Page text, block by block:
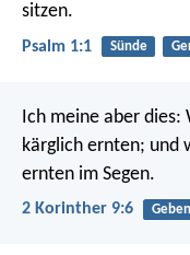
sitzen.
Psalm 1:1 Sünde
Ich meine aber dies:
kärglich ernten; und
ernten im Segen.
2 Korinther 9:6 Geben